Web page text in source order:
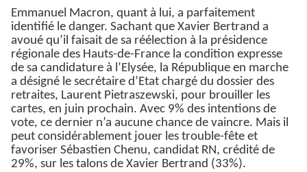
Emmanuel Macron, quant à lui, a parfaitement
identifié le danger. Sachant que Xavier Bertrand a
avoué qu’il faisait de sa réélection à la présidence
régionale des Hauts-de-France la condition expresse
de sa candidature à l’Elysée, la République en marche
a désigné le secrétaire d’Etat chargé du dossier des
retraites, Laurent Pietraszewski, pour brouiller les
cartes, en juin prochain. Avec 9% des intentions de
vote, ce dernier n’a aucune chance de vaincre. Mais il
peut considérablement jouer les trouble-fête et
favoriser Sébastien Chenu, candidat RN, crédité de
29%, sur les talons de Xavier Bertrand (33%).